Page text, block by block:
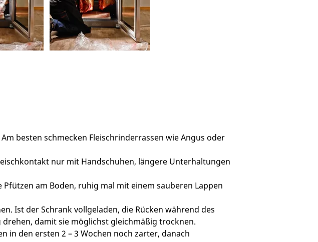
besten schmecken Fleischrinderrassen wie Angus oder
nur mit Handschuhen, längere Unterhaltungen
Pfützen am Boden, ruhig mal mit einem sauberen Lappen
Ist der Schrank vollgeladen, die Rücken während des
damit sie möglichst gleichmäßig trocknen.
in den ersten 2 – 3 Wochen noch zarter, danach